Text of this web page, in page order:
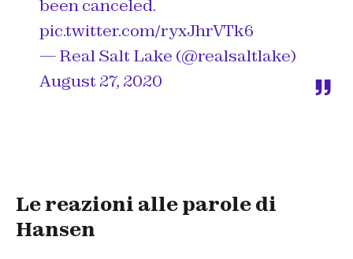
been canceled.
pic.twitter.com/ryxJhrVTk6
— Real Salt Lake (@realsaltlake)
August 27, 2020
Le reazioni alle parole di
Hansen